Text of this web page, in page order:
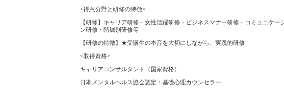
<得意分野と研修の特徴>
【研修】キャリア研修・女性活躍研修・ビジネスマナー研修・コミュニケー
ン研修・階層別研修等
【研修の特徴】★受講生の本音を大切にしながら、実践的研修
<取得資格>
キャリアコンサルタント（国家資格）
日本メンタルヘルス協会認定：基礎心理カウンセラー